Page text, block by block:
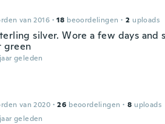
van 2016 · 18 beoordelingen · 2 uploads
silver. Wore a few days
green
geleden
van 2020 · 26 beoordelingen · 8 uploads
geleden